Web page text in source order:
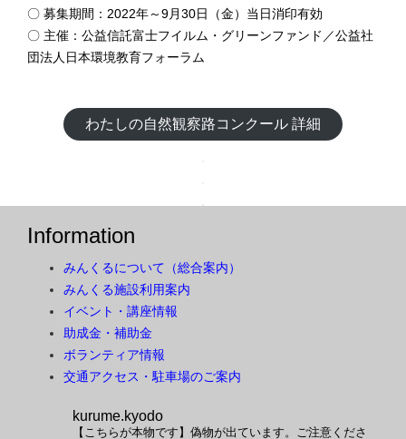
〇 募集期間：2022年～9月30日（金）当日消印有効
〇 主催：公益信託富士フイルム・グリーンファンド／公益社
団法人日本環境教育フォーラム
わたしの自然観察路コンクール 詳細
Information
みんくるについて（総合案内）
みんくる施設利用案内
イベント・講座情報
助成金・補助金
ボランティア情報
交通アクセス・駐車場のご案内
kurume.kyodo
【こちらが本物です】偽物が出ています。ご注意くださ